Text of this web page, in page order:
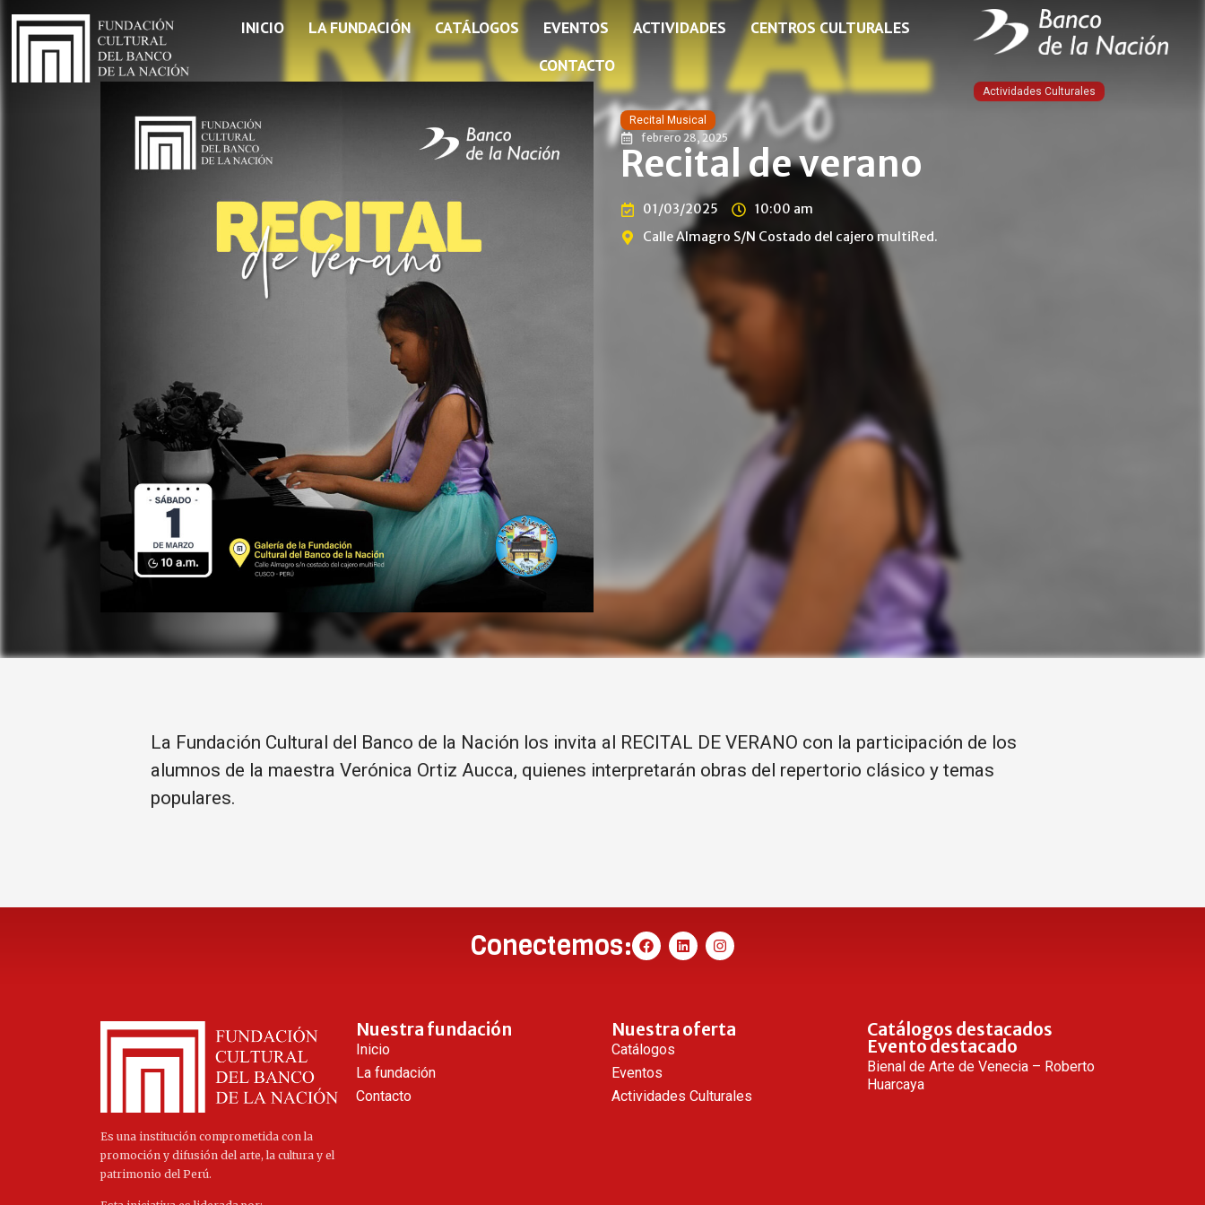
INICIO LA FUNDACIÓN CATÁLOGOS EVENTOS ACTIVIDADES
CENTROS CULTURALES
CONTACTO
Actividades Culturales
Recital Musical
febrero 28, 2025
Recital de verano
01/03/2025
10:00 am
Calle Almagro S/N Costado del cajero multiRed.
La Fundación Cultural del Banco de la Nación los invita al RECITAL DE VERANO con la participación de los
alumnos de la maestra Verónica Ortiz Aucca, quienes interpretarán obras del repertorio clásico y temas
populares.
Conectemos:
Es una institución comprometida con la
promoción y difusión del arte, la cultura y el
patrimonio del Perú.
Nuestra fundación
Inicio
La fundación
Contacto
Nuestra oferta
Catálogos
Eventos
Actividades Culturales
Catálogos destacados
Evento destacado
Bienal de Arte de Venecia – Roberto
Huarcaya